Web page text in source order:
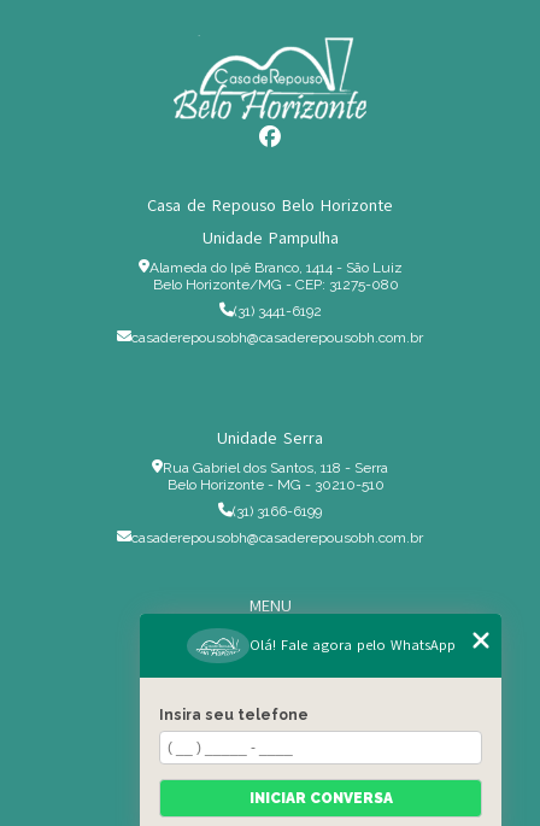
Casa de Repouso Belo Horizonte
Unidade Pampulha
Alameda do Ipê Branco, 1414 - São Luiz
Belo Horizonte/MG - CEP: 31275-080
(31) 3441-6192
casaderepousobh@casaderepousobh.com.br
Unidade Serra
Rua Gabriel dos Santos, 118 - Serra
Belo Horizonte - MG - 30210-510
(31) 3166-6199
casaderepousobh@casaderepousobh.com.br
MENU
Home
Institucional
Serviços Especiais
Blog
Residência
Olá! Fale agora pelo WhatsApp
Insira seu telefone
INICIAR CONVERSA